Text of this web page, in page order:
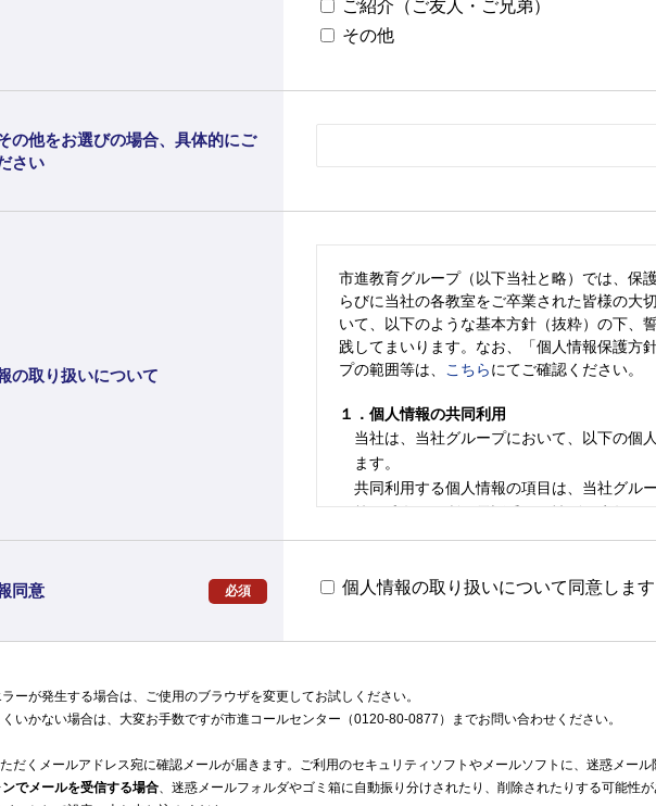
ご紹介（ご友人・ご兄弟）
その他
の他をお選びの場合、具体的にご
さい
の取り扱いについて
市進教育グループ（以下当社と略）では、保
らびに当社の各教室をご卒業された皆様の大
いて、以下のような基本方針（抜粋）の下、
践してまいります。なお、「個人情報保護方
プの範囲等は、 こちらにてご確認ください。
１．個人情報の共同利用
当社は、当社グループにおいて、以下の個
ます。
共同利用する個人情報の項目は、当社グル
等の氏名、住所、電話番号、性別、生年月
受験データ、メールアドレス、保護者氏名
・各種サービスの統計資料（成績・受験
・アンケートのご意見、学習相談、進路
案内。
個人情報への不正アクセス・個人情報の漏
防および是正のため、法令等に従って当社
同意 必須 個人情報の取り扱いについて同意します
ーが発生する場合は、ご使用のブラウザを変更してお試しください。
いかない場合は、大変お手数ですが市進コールセンター（0120-80-0877）までお問い合わせください。
だくメールアドレス宛に確認メールが届きます。ご利用のセキュリティソフトやメールソフトに、迷惑メー
でメールを受信する場合、迷惑メールフォルダやゴミ箱に自動振り分けされたり、削除されたりする可能性